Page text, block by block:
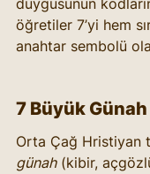
duygusunun
öğretiler 7’yi hem
anahtar sembolü
7 Büyük Günah
Orta Çağ Hristiyan
günah (kibir,